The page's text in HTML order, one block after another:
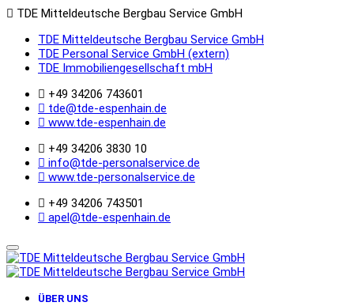
TDE Mitteldeutsche Bergbau Service GmbH
TDE Mitteldeutsche Bergbau Service GmbH
TDE Personal Service GmbH (extern)
TDE Immobiliengesellschaft mbH
+49 34206 743601
tde@tde-espenhain.de
www.tde-espenhain.de
+49 34206 3830 10
info@tde-personalservice.de
www.tde-personalservice.de
+49 34206 743501
apel@tde-espenhain.de
ÜBER UNS